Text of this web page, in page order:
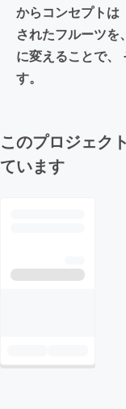
からコンセプトは
されたフルーツを
に変えることで、
す。
このプロジェク
ています